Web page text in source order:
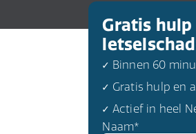
Gratis
✓ Binnen 60
✓ Gratis hulp en
✓ Actief in heel
Naam*